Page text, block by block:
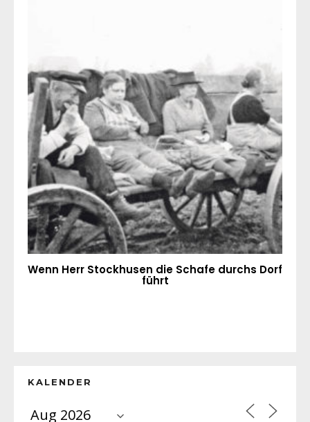
Wenn Herr Stockhusen die Schafe durchs Dorf
führt
KALENDER